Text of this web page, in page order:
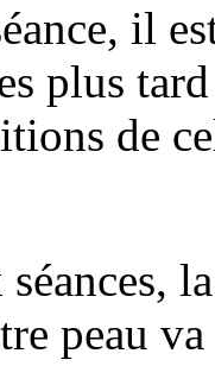
il
plus
de
séances,
peau